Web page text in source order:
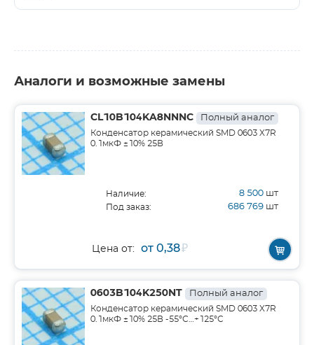
Аналоги и возможные замены
CL10B104KA8NNNC Полный аналог
Конденсатор керамический SMD 0603 X7R
0.1мкФ ±10% 25В
Наличие: 8 500 шт
Под заказ: 686 769 шт
Цена от: от 0,38₽
0603B104K250NT Полный аналог
Конденсатор керамический SMD 0603 X7R
0.1мкФ ±10% 25В -55°С…+125°С